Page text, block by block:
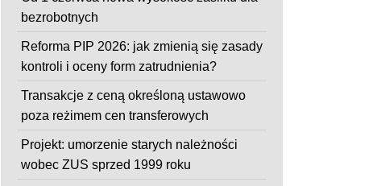
bezrobotnych
Reforma PIP 2026: jak zmienią się zasady
kontroli i oceny form zatrudnienia?
Transakcje z ceną określoną ustawowo
poza reżimem cen transferowych
Projekt: umorzenie starych należności
wobec ZUS sprzed 1999 roku